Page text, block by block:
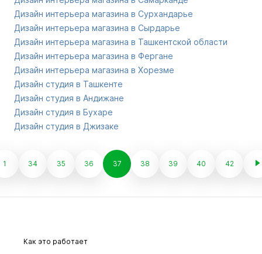
Дизайн интерьера магазина в Сурхандарье
Дизайн интерьера магазина в Сырдарье
Дизайн интерьера магазина в Ташкентской области
Дизайн интерьера магазина в Фергане
Дизайн интерьера магазина в Хорезме
Дизайн студия в Ташкенте
Дизайн студия в Андижане
Дизайн студия в Бухаре
Дизайн студия в Джизаке
1 34 35 36 37 38 39 40 42
Как это работает